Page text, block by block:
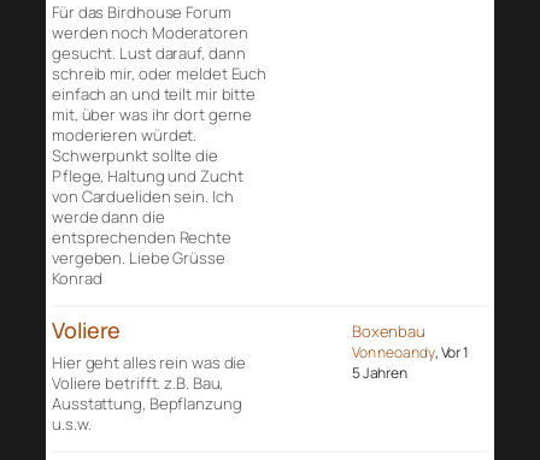
Für das Birdhouse Forum
werden noch Moderatoren
gesucht. Lust darauf, dann
schreib mir, oder meldet Euch
einfach an und teilt mir bitte
mit, über was ihr dort gerne
moderieren würdet.
Schwerpunkt sollte die
Pflege, Haltung und Zucht
von Cardueliden sein. Ich
werde dann die
entsprechenden Rechte
vergeben. Liebe Grüsse
Konrad
Voliere
Hier geht alles rein was die
Voliere betrifft. z.B. Bau,
Ausstattung, Bepflanzung
u.s.w.
Boxenbau
Von neoandy, Vor 1
5 Jahren